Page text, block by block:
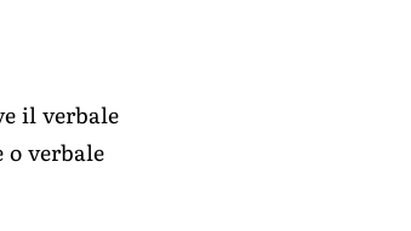
il verbale
o verbale